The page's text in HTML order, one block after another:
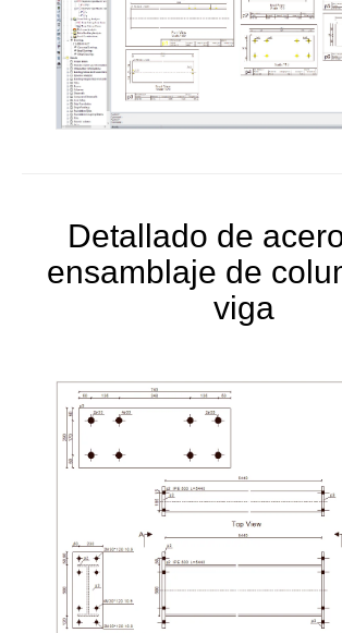
Detallado de
ensamblaje de
viga